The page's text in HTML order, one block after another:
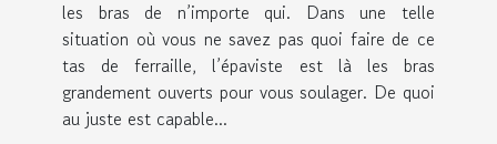
les bras de n’importe qui. Dans une telle
situation où vous ne savez pas quoi faire de ce
tas de ferraille, l’épaviste est là les bras
grandement ouverts pour vous soulager. De quoi
au juste est capable...